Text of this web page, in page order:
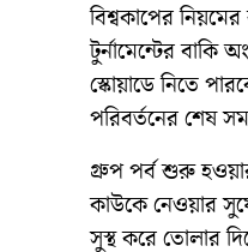
বিশ্বকাপের
টুর্নামেন্টের
স্কোয়াডে নিতে
পরিবর্তনের শেষ
গ্রুপ পর্ব শুরু
কাউকে নেওয়ার
সুস্থ করে তোলার